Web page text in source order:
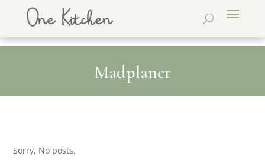
Madplaner
Sorry, No posts.